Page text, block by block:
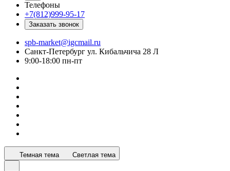
Телефоны
+7(812)999-95-17
Заказать звонок
spb-market@igcmail.ru
Санкт-Петербург ул. Кибальчича 28 Л
9:00-18:00 пн-пт
Темная тема Светлая тема